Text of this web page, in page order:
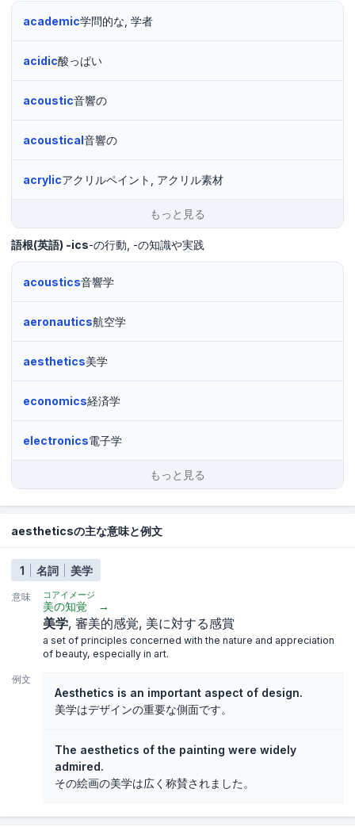
academic学問的な, 学者
acidic酸っぱい
acoustic音響の
acoustical音響の
acrylicアクリルペイント, アクリル素材
もっと見る
語根(英語) -ics-の行動 -の知識や実践
acoustics音響学
aeronautics航空学
aesthetics美学
economics経済学
electronics電子学
もっと見る
aestheticsの主な意味と例文
1 名詞 美学
意味 コアイメージ
美の知覚 →
美学 審美的感覚 美に対する感賞
a set of principles concerned with the nature and appreciation
of beauty, especially in art.
例文
Aesthetics is an important aspect of design.
美学はデザインの重要な側面です。
The aesthetics of the painting were widely
admired.
その絵画の美学は広く称賛されました。